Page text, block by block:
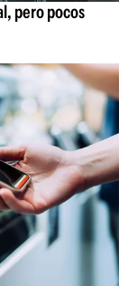
pero pocos